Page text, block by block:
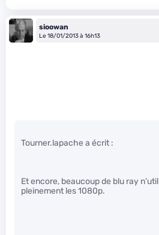
sioowan
Le 18/01/2013 à 16h13
Tourner.lapache a écrit :
Et encore, beaucoup de blu ray
pleinement les 1080p.